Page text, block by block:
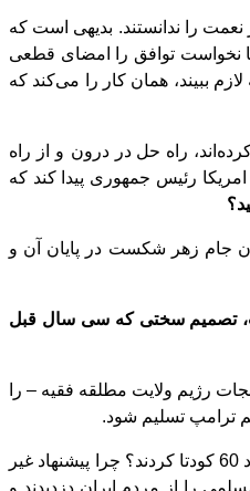
را ندانستند. بدیهی است که
نخواست توافق را امضای قطعی
ببیند، همان کار را میکند که
اند، راه حل در درون و از راه
در اختیار دارد، چرا باید برای حفظ «اعتبار نظام»، 105 تعهد بپذیرند و تازه امریکا رئیس جمهوری پیدا کند که
از عوامل اصلی ادامه جنگ به مدت 8 سال و نوشاندن جام زهر شکست در پایان آن و
تصمیم سختی که سی سال قبل
رﮊیم ولایت مطلقه فقیه – را
ترامپ تسلیم شود.
دادند چرا در خرداد 60 کودتا کردند؟ چرا پیشنهاد غیر
را از مردم ایران دزدیدند و